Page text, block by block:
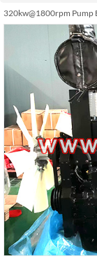
320kw@1800rpm Pump